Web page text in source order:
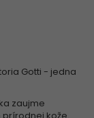
Gotti - jedna
zaujme